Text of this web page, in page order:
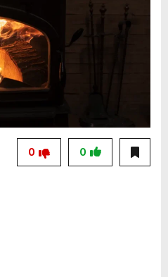
0
0